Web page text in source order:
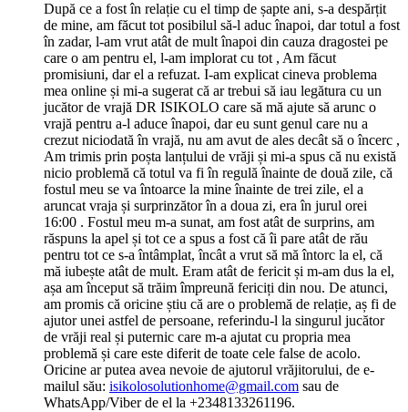
După ce a fost în relație cu el timp de șapte ani, s-a despărțit
de mine, am făcut tot posibilul să-l aduc înapoi, dar totul a fost
în zadar, l-am vrut atât de mult înapoi din cauza dragostei pe
care o am pentru el, l-am implorat cu tot , Am făcut
promisiuni, dar el a refuzat. I-am explicat cineva problema
mea online și mi-a sugerat că ar trebui să iau legătura cu un
jucător de vrajă DR ISIKOLO care să mă ajute să arunc o
vrajă pentru a-l aduce înapoi, dar eu sunt genul care nu a
crezut niciodată în vrajă, nu am avut de ales decât să o încerc ,
Am trimis prin poșta lanțului de vrăji și mi-a spus că nu există
nicio problemă că totul va fi în regulă înainte de două zile, că
fostul meu se va întoarce la mine înainte de trei zile, el a
aruncat vraja și surprinzător în a doua zi, era în jurul orei
16:00 . Fostul meu m-a sunat, am fost atât de surprins, am
răspuns la apel și tot ce a spus a fost că îi pare atât de rău
pentru tot ce s-a întâmplat, încât a vrut să mă întorc la el, că
mă iubește atât de mult. Eram atât de fericit și m-am dus la el,
așa am început să trăim împreună fericiți din nou. De atunci,
am promis că oricine știu că are o problemă de relație, aș fi de
ajutor unei astfel de persoane, referindu-l la singurul jucător
de vrăji real și puternic care m-a ajutat cu propria mea
problemă și care este diferit de toate cele false de acolo.
Oricine ar putea avea nevoie de ajutorul vrăjitorului, de e-
mailul său: isikolosolutionhome@gmail.com sau de
WhatsApp/Viber de el la +2348133261196.